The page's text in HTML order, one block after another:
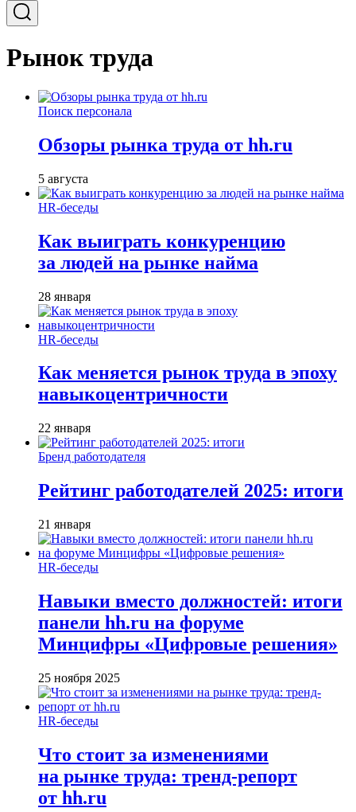
Рынок труда
Поиск персонала
Обзоры рынка труда от hh.ru
5 августа
HR-беседы
Как выиграть конкуренцию
за людей на рынке найма
28 января
HR-беседы
Как меняется рынок труда в эпоху
навыкоцентричности
22 января
Бренд работодателя
Рейтинг работодателей 2025: итоги
21 января
HR-беседы
Навыки вместо должностей: итоги
панели hh.ru на форуме
Минцифры «Цифровые решения»
25 ноября 2025
HR-беседы
Что стоит за изменениями
на рынке труда: тренд-репорт
от hh.ru